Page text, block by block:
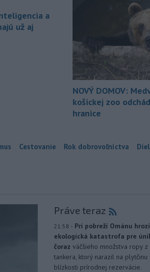
a
už aj
NOVÝ DOMOV:
košickej zoo
hranice
Cestovanie Rok dobrovoľníctva
Práve teraz
21:58 - Pri pobreží Ománu hrozí
ekologická katastrofa pre
čoraz väčšieho množstva ropy z
tankera, ktorý narazil na plytčinu
blízkosti prírodnej rezervácie.